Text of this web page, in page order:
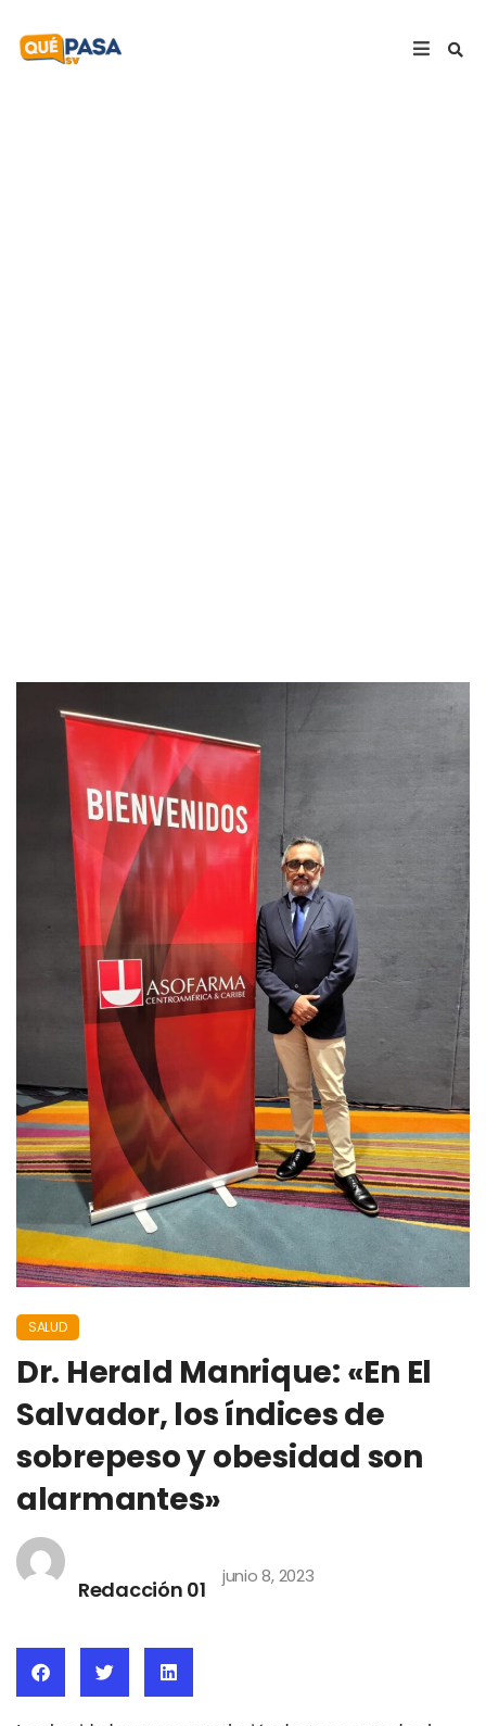
SALUD
Dr. Herald Manrique: «En El
Salvador, los índices de
sobrepeso y obesidad son
alarmantes»
Redacción 01
junio 8, 2023